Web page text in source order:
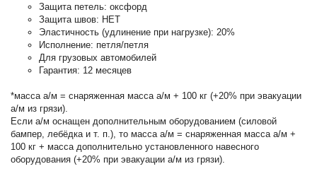
Защита петель: оксфорд
Защита швов: НЕТ
Эластичность (удлинение при нагрузке): 20%
Исполнение: петля/петля
Для грузовых автомобилей
Гарантия: 12 месяцев
*масса а/м = снаряженная масса а/м + 100 кг (+20% при эвакуации
а/м из грязи).
Если а/м оснащен дополнительным оборудованием (силовой
бампер, лебёдка и т. п.), то масса а/м = снаряженная масса а/м +
100 кг + масса дополнительно установленного навесного
оборудования (+20% при эвакуации а/м из грязи).